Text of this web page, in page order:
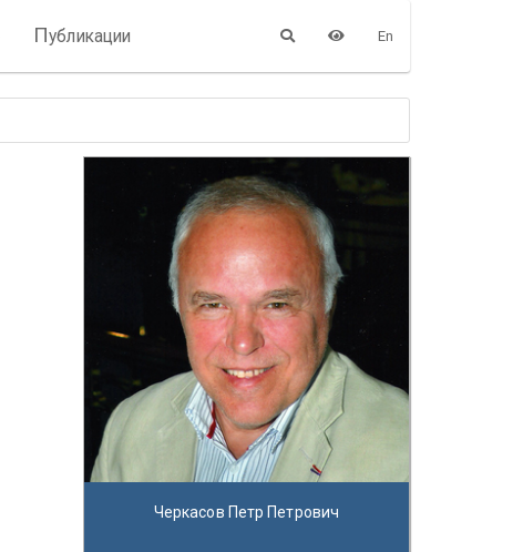
Публикации En
Черкасов Петр Петрович